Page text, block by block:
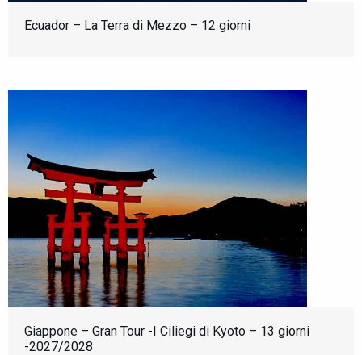
Ecuador – La Terra di Mezzo – 12 giorni
Giappone – Gran Tour -I Ciliegi di Kyoto – 13 giorni
-2027/2028